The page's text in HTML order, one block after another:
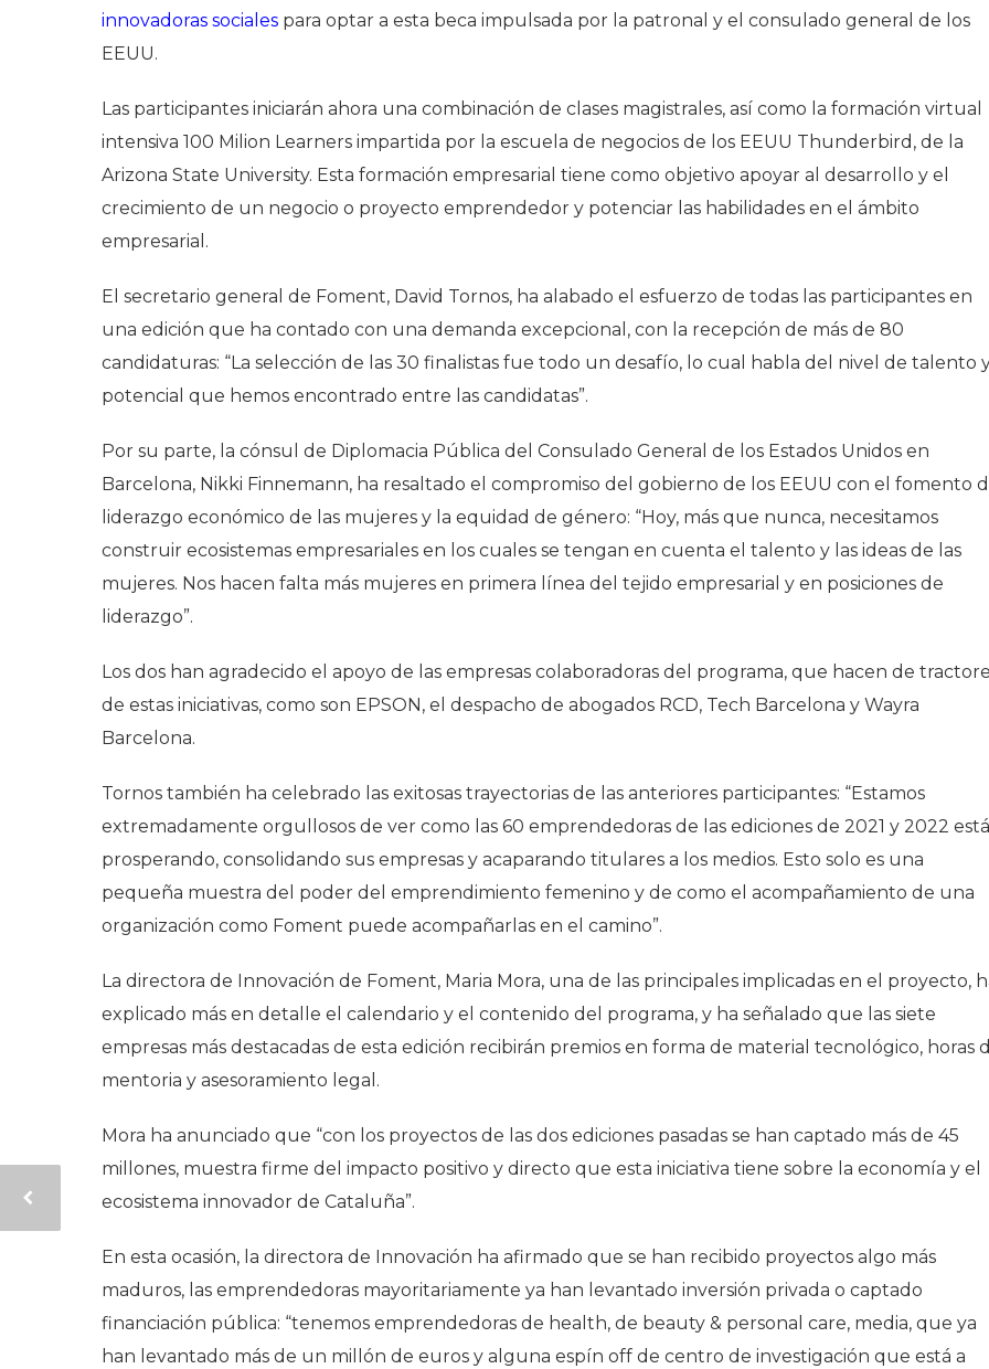
innovadoras sociales para optar a esta beca impulsada por la patronal y el consulado general de los
EEUU.
Las participantes iniciarán ahora una combinación de clases magistrales, así como la formación virtual
intensiva 100 Milion Learners impartida por la escuela de negocios de los EEUU Thunderbird, de la
Arizona State University. Esta formación empresarial tiene como objetivo apoyar al desarrollo y el
crecimiento de un negocio o proyecto emprendedor y potenciar las habilidades en el ámbito
empresarial.
El secretario general de Foment, David Tornos, ha alabado el esfuerzo de todas las participantes en
una edición que ha contado con una demanda excepcional, con la recepción de más de 80
candidaturas: “La selección de las 30 finalistas fue todo un desafío, lo cual habla del nivel de talento
potencial que hemos encontrado entre las candidatas”.
Por su parte, la cónsul de Diplomacia Pública del Consulado General de los Estados Unidos en
Barcelona, Nikki Finnemann, ha resaltado el compromiso del gobierno de los EEUU con el fomento
liderazgo económico de las mujeres y la equidad de género: “Hoy, más que nunca, necesitamos
construir ecosistemas empresariales en los cuales se tengan en cuenta el talento y las ideas de las
mujeres. Nos hacen falta más mujeres en primera línea del tejido empresarial y en posiciones de
liderazgo”.
Los dos han agradecido el apoyo de las empresas colaboradoras del programa, que hacen de
de estas iniciativas, como son EPSON, el despacho de abogados RCD, Tech Barcelona y Wayra
Barcelona.
Tornos también ha celebrado las exitosas trayectorias de las anteriores participantes: “Estamos
extremadamente orgullosos de ver como las 60 emprendedoras de las ediciones de 2021 y 2022
prosperando, consolidando sus empresas y acaparando titulares a los medios. Esto solo es una
pequeña muestra del poder del emprendimiento femenino y de como el acompañamiento de una
organización como Foment puede acompañarlas en el camino”.
La directora de Innovación de Foment, Maria Mora, una de las principales implicadas en el proyecto,
explicado más en detalle el calendario y el contenido del programa, y ha señalado que las siete
empresas más destacadas de esta edición recibirán premios en forma de material tecnológico, horas
mentoria y asesoramiento legal.
Mora ha anunciado que “con los proyectos de las dos ediciones pasadas se han captado más de 45
millones, muestra firme del impacto positivo y directo que esta iniciativa tiene sobre la economía y el
ecosistema innovador de Cataluña”.
En esta ocasión, la directora de Innovación ha afirmado que se han recibido proyectos algo más
maduros, las emprendedoras mayoritariamente ya han levantado inversión privada o captado
financiación pública: “tenemos emprendedoras de health, de beauty & personal care, media, que ya
han levantado más de un millón de euros y alguna espín off de centro de investigación que está a